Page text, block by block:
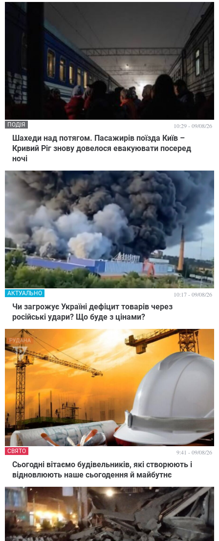
Шахеди над потягом. Пасажирів поїзда Київ –
Кривий Ріг знову довелося евакуювати посеред
ночі
ПОДІЯ 10:29 - 09/08/26
Чи загрожує Україні дефіцит товарів через
російські удари? Що буде з цінами?
АКТУАЛЬНО 10:17 - 09/08/26
Сьогодні вітаємо будівельників, які створюють і
відновлюють наше сьогодення й майбутнє
СВЯТО 9:41 - 09/08/26